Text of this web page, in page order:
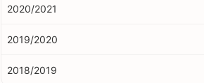
2020/2021
2019/2020
2018/2019